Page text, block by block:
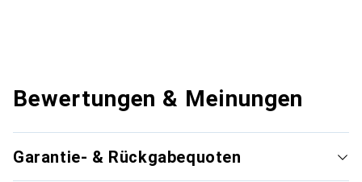
Bewertungen & Meinungen
Garantie- & Rückgabequoten